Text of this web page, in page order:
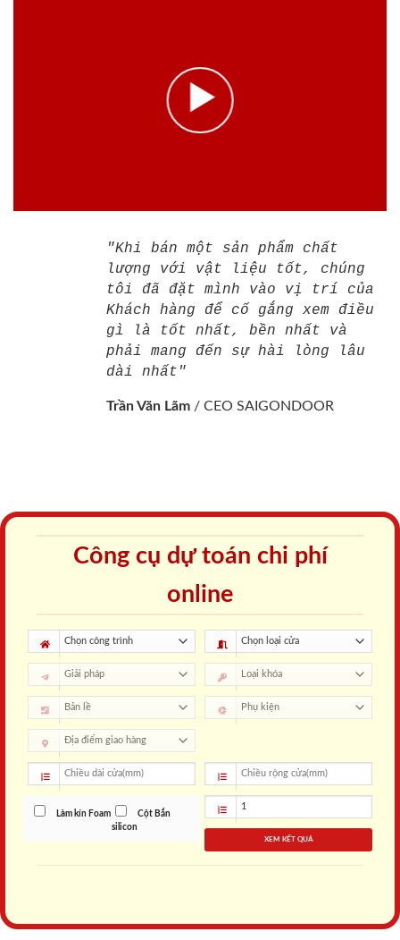
"Khi bán một sản phẩm chất
lượng với vật liệu tốt, chúng
tôi đã đặt mình vào vị trí của
Khách hàng để cố gắng xem điều
gì là tốt nhất, bền nhất và
phải mang đến sự hài lòng lâu
dài nhất"
Trần Văn Lãm / CEO SAIGONDOOR
Công cụ dự toán chi phí
online
Làm kín Foam
Cột Bắn
silicon
XEM KẾT QUẢ